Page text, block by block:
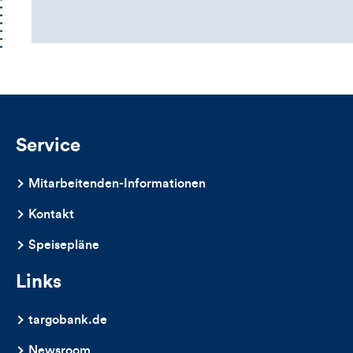
Service
Mitarbeitenden-Informationen
Kontakt
Speisepläne
Links
targobank.de
Newsroom